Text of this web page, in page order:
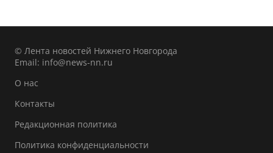
© Лента новостей Нижнего Новгорода
Email: info@news-nn.ru
О нас
Контакты
Редакционная политика
Политика конфиденциальности